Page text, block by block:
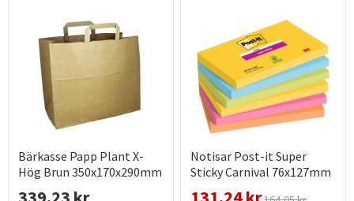
Bärkasse Papp Plant X-
Hög Brun 350x170x290mm
Notisar Post-it Super
Sticky Carnival 76x127mm